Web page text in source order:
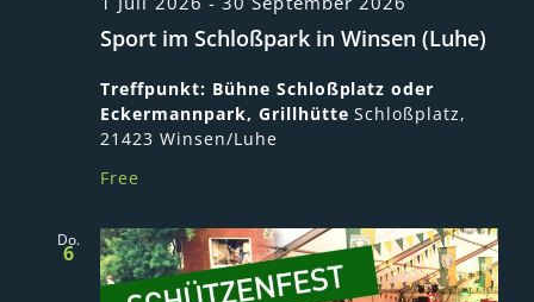
Sport im Schloßpark in Winsen (Luhe)
Treffpunkt: Bühne Schloßplatz oder
Eckermannpark, GrillhütteSchloßplatz,
21423 Winsen/Luhe
Free
Do.
6